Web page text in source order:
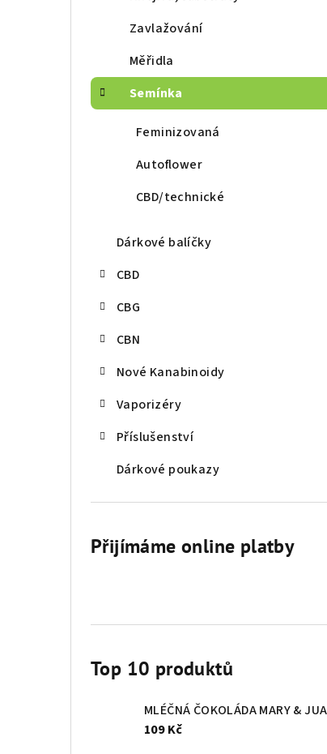
Zavlažování
Měřidla
Semínka
Feminizovaná
Autoflower
CBD/technické
Dárkové balíčky
CBD
CBG
CBN
Nové Kanabinoidy
Vaporizéry
Příslušenství
Dárkové poukazy
Přijímáme online platby
Top 10 produktů
109 Kč